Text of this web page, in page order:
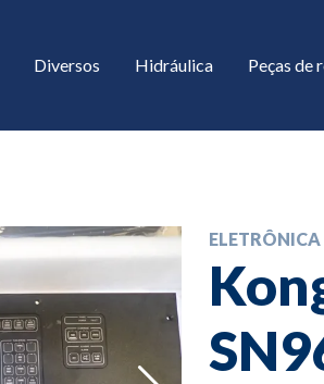
Diversos Hidráulica Peças de
ELETRÔNICA